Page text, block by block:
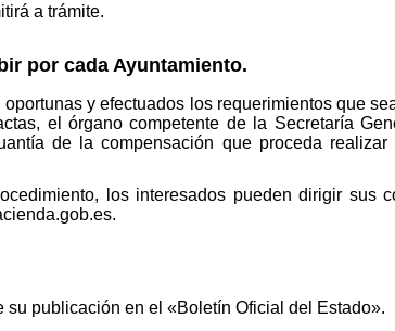
a trámite.
por cada Ayuntamiento.
y efectuados los requerimientos que
el órgano competente de la Secretaría
de la compensación que proceda
los interesados pueden dirigir sus
publicación en el «Boletín Oficial del Estado».